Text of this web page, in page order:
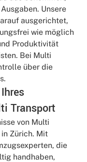
Unsere
ausgerichtet,
wie möglich
Produktivität
Bei Multi
über die
Transport
von Multi
Zürich. Mit
die
handhaben,